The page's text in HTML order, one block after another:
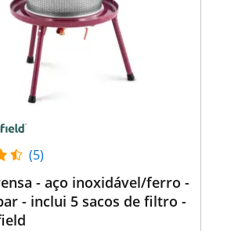
(5)
- aço inoxidável/ferro -
- inclui 5 sacos de filtro -